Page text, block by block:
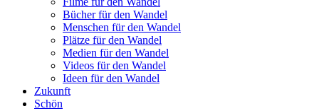
Bücher für den Wandel
Menschen für den Wandel
Plätze für den Wandel
Medien für den Wandel
Videos für den Wandel
Ideen für den Wandel
Zukunft
Schön